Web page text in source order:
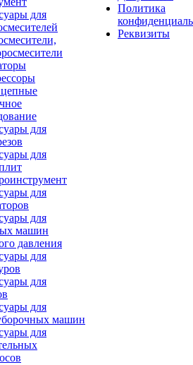
для
для
для
для
для
машин
давления
для
для
для
машин
для
Политика
Реквизиты